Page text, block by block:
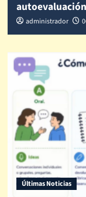
administrador
Últimas Noticias